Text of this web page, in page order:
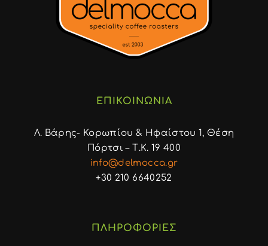
ΕΠΙΚΟΙΝΩΝΙΑ
Λ. Βάρης- Κορωπίου & Ηφαίστου 1, Θέση
Πόρτσι – Τ.Κ. 19 400
info@delmocca.gr
+30 210 6640252
ΠΛΗΡΟΦΟΡΙΕΣ